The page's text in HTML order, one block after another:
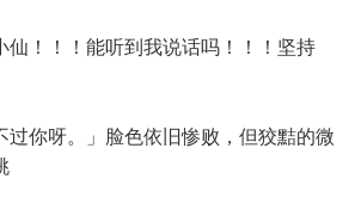
！！！能听到我说话吗！！！坚持
呀。」脸色依旧惨败，但狡黠的微